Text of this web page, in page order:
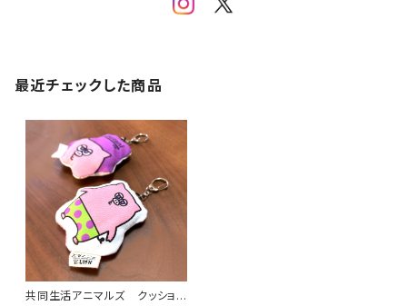
最近チェックした商品
共同生活アニマルズ クッション